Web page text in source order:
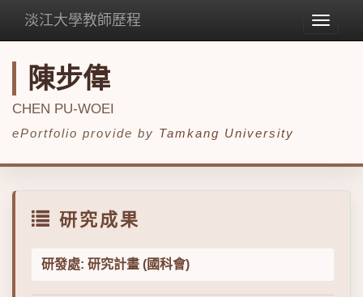
Toggle
淡江大學教師歷程
陳步偉
CHEN PU-WOEI
ePortfolio provide by Tamkang University
研究成果
研發處: 研究計畫 (國科會)